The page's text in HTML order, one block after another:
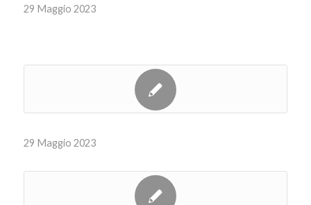
29 Maggio 2023
29 Maggio 2023